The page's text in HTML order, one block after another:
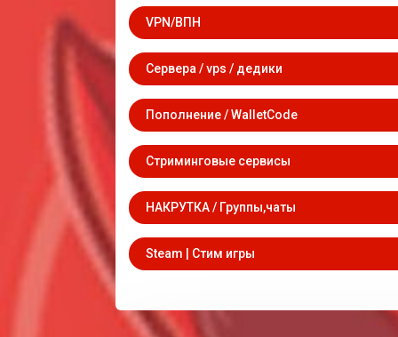
VPN/ВПН
Сервера / vps / дедики
Пополнение / WalletCode
Стриминговые сервисы
НАКРУТКА / Группы,чаты
Steam | Стим игры